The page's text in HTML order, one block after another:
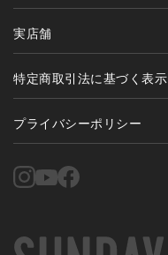
実店舗
特定商取引法に基づく表示
プライバシーポリシー